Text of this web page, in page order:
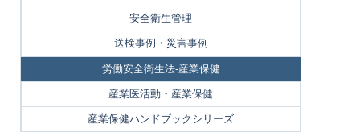
安全衛生管理
送検事例・災害事例
労働安全衛生法-産業保健
産業医活動・産業保健
産業保健ハンドブックシリーズ